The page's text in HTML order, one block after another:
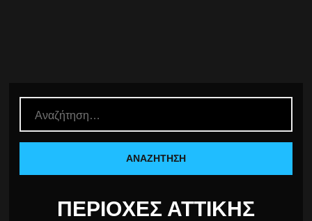
ΠΕΡΙΟΧΈΣ ΑΤΤΙΚΉΣ